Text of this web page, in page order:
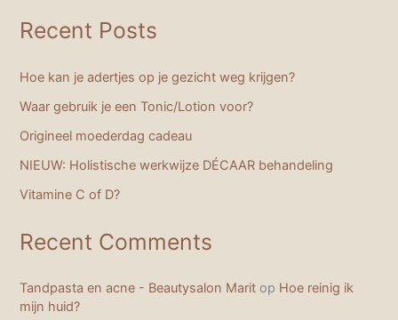
Recent Posts
Hoe kan je adertjes op je gezicht weg krijgen?
Waar gebruik je een Tonic/Lotion voor?
Origineel moederdag cadeau
NIEUW: Holistische werkwijze DÉCAAR behandeling
Vitamine C of D?
Recent Comments
Tandpasta en acne - Beautysalon Marit op Hoe reinig ik
mijn huid?